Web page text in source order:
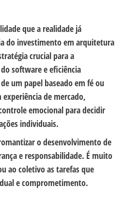
que a realidade já
do investimento em arquitetura
crucial para a
software e eficiência
um papel baseado em fé ou
de mercado,
emocional para decidir
individuais.
o desenvolvimento de
e responsabilidade. É muito
ao coletivo as tarefas que
e comprometimento.